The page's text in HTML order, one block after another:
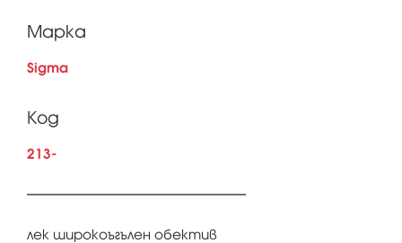
Марка
Sigma
Код
213-
лек широкоъгълен обектив